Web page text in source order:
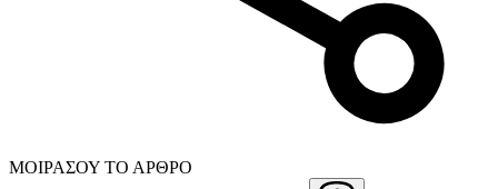
ΜΟΙΡΑΣΟΥ ΤΟ ΑΡΘΡΟ